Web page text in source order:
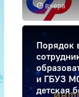
вчера
Порядок
и ГБУЗ
детская